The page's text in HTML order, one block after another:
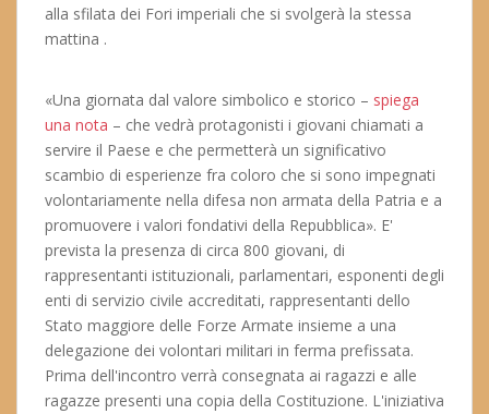
alla sfilata dei Fori imperiali che si svolgerà la stessa
mattina .
«Una giornata dal valore simbolico e storico – spiega
una nota – che vedrà protagonisti i giovani chiamati a
servire il Paese e che permetterà un significativo
scambio di esperienze fra coloro che si sono impegnati
volontariamente nella difesa non armata della Patria e a
promuovere i valori fondativi della Repubblica». E'
prevista la presenza di circa 800 giovani, di
rappresentanti istituzionali, parlamentari, esponenti degli
enti di servizio civile accreditati, rappresentanti dello
Stato maggiore delle Forze Armate insieme a una
delegazione dei volontari militari in ferma prefissata.
Prima dell'incontro verrà consegnata ai ragazzi e alle
ragazze presenti una copia della Costituzione. L'iniziativa